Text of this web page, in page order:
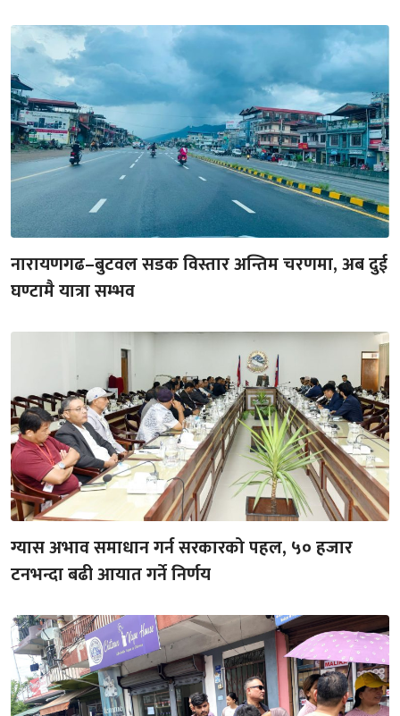
नारायणगढ–बुटवल सडक विस्तार अन्तिम चरणमा, अब दुई
घण्टामै यात्रा सम्भव
ग्यास अभाव समाधान गर्न सरकारको पहल, ५० हजार
टनभन्दा बढी आयात गर्ने निर्णय